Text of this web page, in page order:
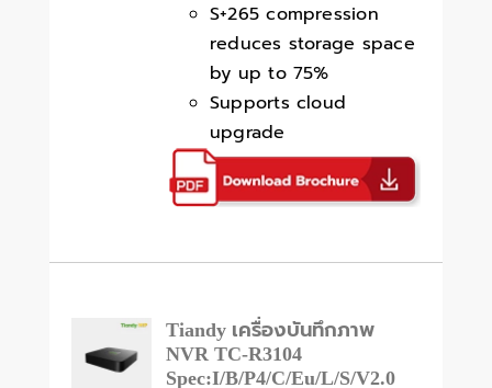
S+265 compression
reduces storage space
by up to 75%
Supports cloud
upgrade
Tiandy เครื่องบันทึกภาพ
NVR TC-R3104
Spec:I/B/P4/C/Eu/L/S/V2.0